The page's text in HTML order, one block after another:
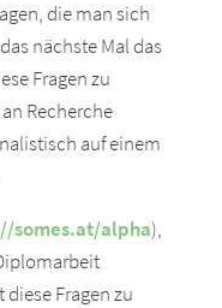
die man sich
nächste Mal das
Fragen zu
Recherche
auf einem
somes.at/alpha),
Fragen zu